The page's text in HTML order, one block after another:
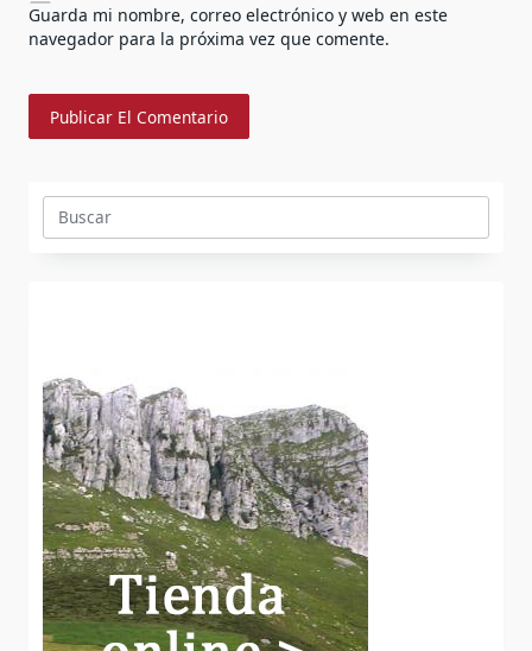
Guarda mi nombre, correo electrónico y web en este
navegador para la próxima vez que comente.
Buscar: